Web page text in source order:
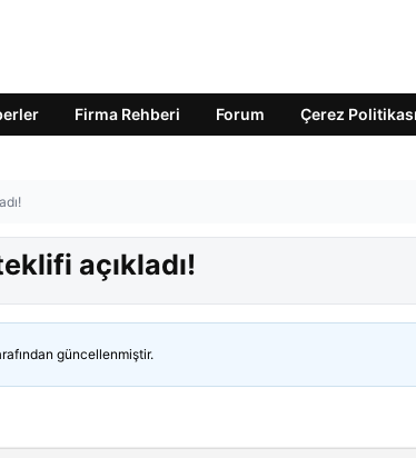
Firma Rehberi Forum Çerez Politikası
açıkladı!
güncellenmiştir.